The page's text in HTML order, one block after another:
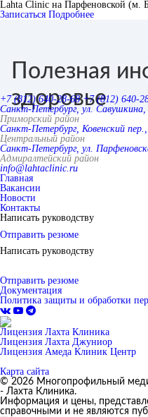
Lahta Clinic на Парфеновской (м.
Записаться Подробнее
Полезная
здоровье
+7 (812) 640-28-68 +7 (812) 640-
Санкт-Петербург, ул. Савушкина,
Приморский район
Санкт-Петербург, Ковенский
Центральный район
Санкт-Петербург, ул.
Адмиралтейский район
info@lahtaclinic.ru
Главная
Вакансии
Новости
Контакты
Написать руководству
Отправить резюме
Написать руководству
Отправить резюме
Документация
Политика защиты и обработки
Лицензия Лахта Клиника
Лицензия Лахта Джуниор
Лицензия Амеда Клиник Центр
Карта сайта
© 2026 Многопрофильный
- Лахта Клиника.
Информация и цены,
справочными и не являются